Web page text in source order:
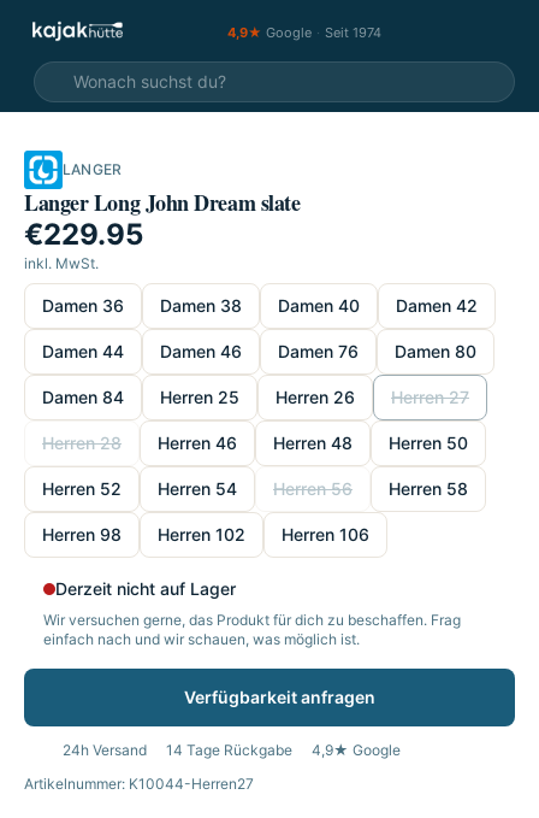
4,9★ Google · Seit 1974
LANGER
Langer Long John Dream slate
€229.95
inkl. MwSt.
wählen
Damen 36 Damen 38 Damen 40 Damen 42
Damen 44 Damen 46 Damen 76 Damen 80
Damen 84 Herren 25 Herren 26 Herren 27
Herren 28 Herren 46 Herren 48 Herren 50
Herren 52 Herren 54 Herren 56 Herren 58
Herren 98 Herren 102 Herren 106
Derzeit nicht auf Lager
Wir versuchen gerne, das Produkt für dich zu beschaffen. Frag
einfach nach und wir schauen, was möglich ist.
Verfügbarkeit anfragen
24h Versand 14 Tage Rückgabe
4,9★ Google
Artikelnummer: K10044-Herren27